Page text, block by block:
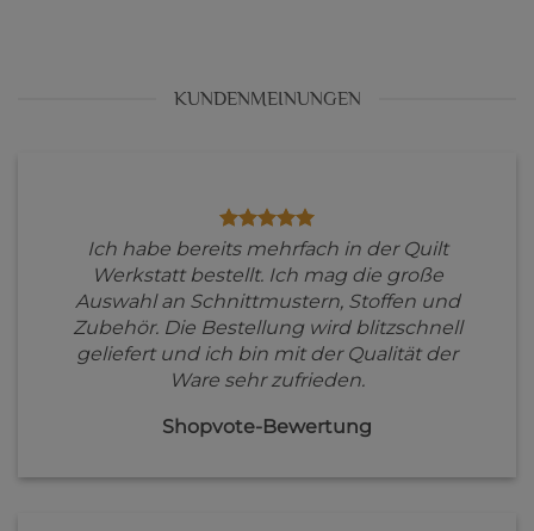
KUNDENMEINUNGEN
Ich habe bereits mehrfach in der Quilt
Werkstatt bestellt. Ich mag die große
Auswahl an Schnittmustern, Stoffen und
Zubehör. Die Bestellung wird blitzschnell
geliefert und ich bin mit der Qualität der
Ware sehr zufrieden.
Shopvote-Bewertung